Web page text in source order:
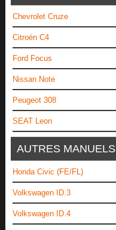
Chevrolet Cruze
Citroën C4
Ford Focus
Nissan Note
Peugeot 308
SEAT Leon
AUTRES MANUELS
Honda Civic (FE/FL)
Volkswagen ID.3
Volkswagen ID.4